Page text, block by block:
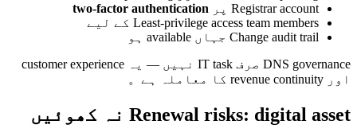
Registrar account پر
two-factor authentication
Least-privilege access team members کے لیے
Change audit trail جہاں available ہو
DNS governance صرف IT task نہیں — یہ customer experience
اور revenue continuity کا معاملہ ہے。
Renewal risks: digital asset نہ کھوئیں